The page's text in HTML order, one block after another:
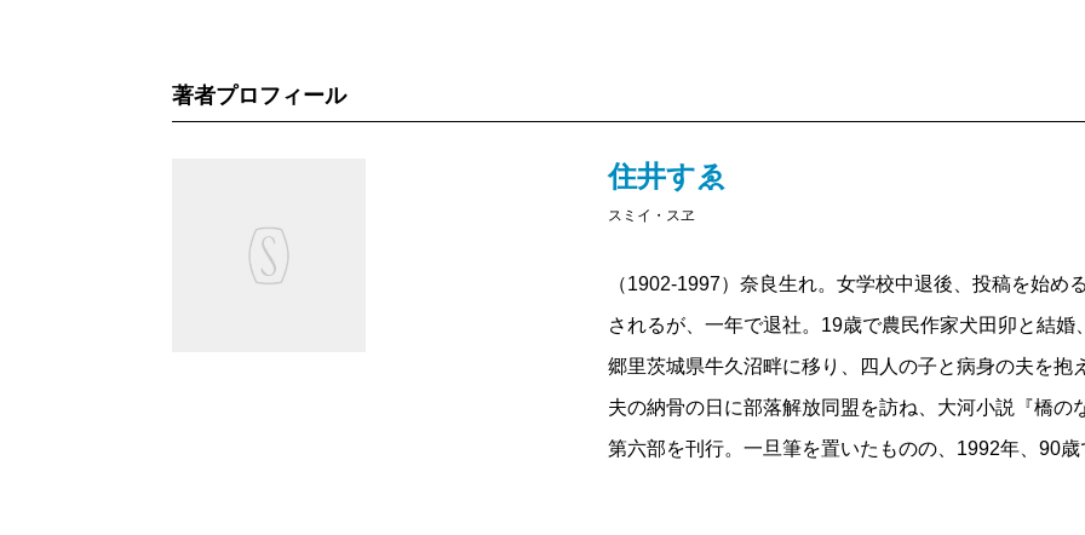
著者プロフィール
住井すゑ
スミイ・スヱ
（1902-1997）奈良生れ。女学校中退後、投稿を始め
されるが、一年で退社。19歳で農民作家犬田卯と結
郷里茨城県牛久沼畔に移り、四人の子と病身の夫を抱
夫の納骨の日に部落解放同盟を訪ね、大河小説『橋の
第六部を刊行。一旦筆を置いたものの、1992年、90歳